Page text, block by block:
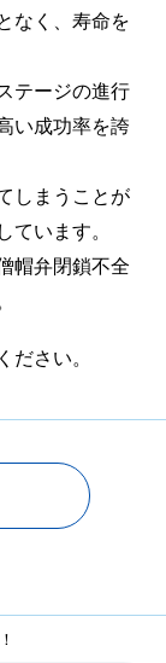
なく、寿命を
テージの進行
い成功率を誇
しまうことが
ています。
帽弁閉鎖不全
ださい。